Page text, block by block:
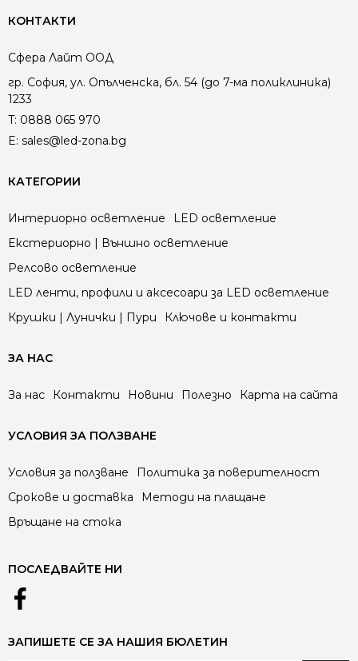
КОНТАКТИ
Сфера Лайт ООД
гр. София, ул. Опълченска, бл. 54 (до 7-ма поликлиника)
1233
T: 0888 065 970
E: sales@led-zona.bg
КАТЕГОРИИ
Интериорно осветление
LED осветление
Екстериорно | Външно осветление
Релсово осветление
LED ленти, профили и аксесоари за LED осветление
Крушки | Лунички | Пури
Ключове и контакти
ЗА НАС
За нас Контакти Новини Полезно Карта на сайта
УСЛОВИЯ ЗА ПОЛЗВАНЕ
Условия за ползване
Политика за поверителност
Срокове и доставка
Методи на плащане
Връщане на стока
ПОСЛЕДВАЙТЕ НИ
ЗАПИШЕТЕ СЕ ЗА НАШИЯ БЮЛЕТИН